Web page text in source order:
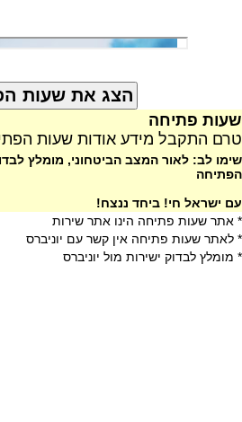
שעות פתיחה
טרם התקבל מידע אודות שעות
שימו לב: לאור המצב הביטחוני, מומלץ
הפתיחה
עם ישראל חי! ביחד ננצח!
* אתר שעות פתיחה הינו אתר שירות
* לאתר שעות פתיחה אין קשר עם יוניברס
* מומלץ לבדוק ישירות מול יוניברס